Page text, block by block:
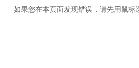
如果您在本页面发现错误，请先用鼠